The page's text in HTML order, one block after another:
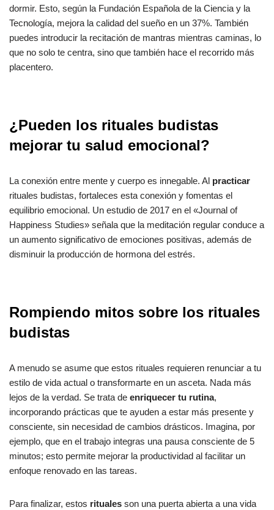
dormir. Esto, según la Fundación Española de la Ciencia y la
Tecnología, mejora la calidad del sueño en un 37%. También
puedes introducir la recitación de mantras mientras caminas, lo
que no solo te centra, sino que también hace el recorrido más
placentero.
¿Pueden los rituales budistas
mejorar tu salud emocional?
La conexión entre mente y cuerpo es innegable. Al practicar
rituales budistas, fortaleces esta conexión y fomentas el
equilibrio emocional. Un estudio de 2017 en el «Journal of
Happiness Studies» señala que la meditación regular conduce a
un aumento significativo de emociones positivas, además de
disminuir la producción de hormona del estrés.
Rompiendo mitos sobre los rituales
budistas
A menudo se asume que estos rituales requieren renunciar a tu
estilo de vida actual o transformarte en un asceta. Nada más
lejos de la verdad. Se trata de enriquecer tu rutina,
incorporando prácticas que te ayuden a estar más presente y
consciente, sin necesidad de cambios drásticos. Imagina, por
ejemplo, que en el trabajo integras una pausa consciente de 5
minutos; esto permite mejorar la productividad al facilitar un
enfoque renovado en las tareas.
Para finalizar, estos rituales son una puerta abierta a una vida